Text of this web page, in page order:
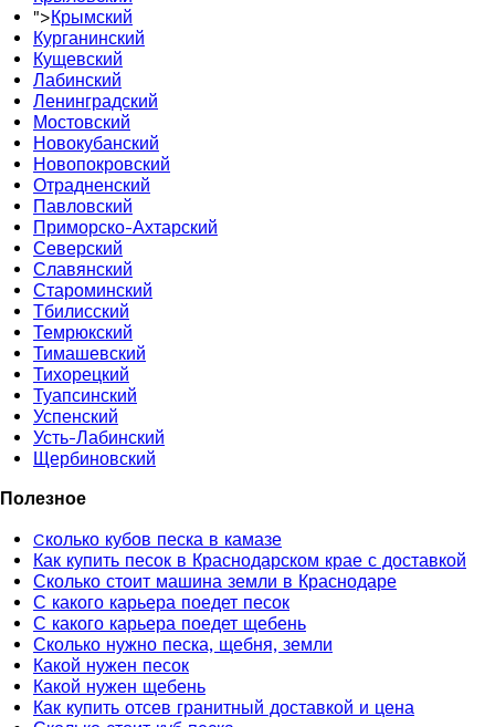
">Крымский
Курганинский
Кущевский
Лабинский
Ленинградский
Мостовский
Новокубанский
Новопокровский
Отрадненский
Павловский
Приморско-Ахтарский
Северский
Славянский
Староминский
Тбилисский
Темрюкский
Тимашевский
Тихорецкий
Туапсинский
Успенский
Усть-Лабинский
Щербиновский
Полезное
Cколько кубов песка в камазе
Как купить песок в Краснодарском крае с доставкой
Сколько стоит машина земли в Краснодаре
С какого карьера поедет песок
С какого карьера поедет щебень
Сколько нужно песка, щебня, земли
Какой нужен песок
Какой нужен щебень
Как купить отсев гранитный доставкой и цена